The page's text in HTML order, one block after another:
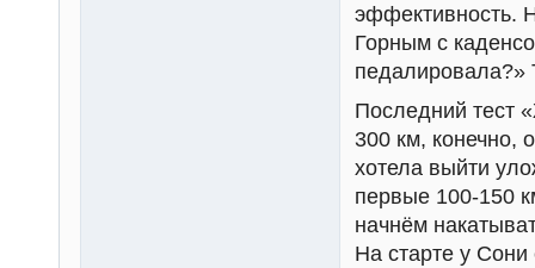
эффективность.
Горным с
педалировала?»
Последний тест
300 км, конечно,
хотела выйти
первые 100-150
начнём
На старте у